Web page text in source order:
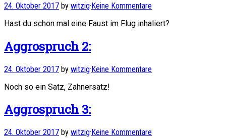
24. Oktober 2017 by witzig·Keine Kommentare
Hast du schon mal eine Faust im Flug inhaliert?
Aggrospruch 2:
24. Oktober 2017 by witzig·Keine Kommentare
Noch so ein Satz, Zahnersatz!
Aggrospruch 3:
24. Oktober 2017 by witzig· Keine Kommentare